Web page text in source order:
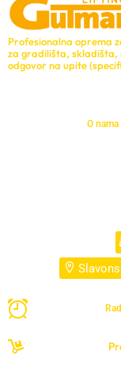
Profesionalna oprema
za gradilišta,
odgovor na upite
O nama